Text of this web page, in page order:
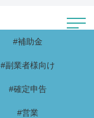
#補助金
#副業者様向け
#確定申告
#営業